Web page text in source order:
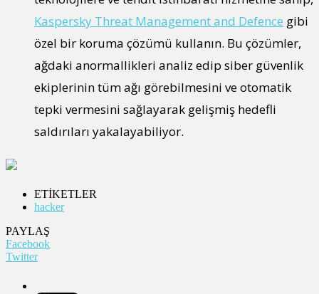
Kaspersky Threat Management and Defence gibi
özel bir koruma çözümü kullanın. Bu çözümler,
ağdaki anormallikleri analiz edip siber güvenlik
ekiplerinin tüm ağı görebilmesini ve otomatik
tepki vermesini sağlayarak gelişmiş hedefli
saldırıları yakalayabiliyor.
ETİKETLER
hacker
PAYLAŞ
Facebook
Twitter